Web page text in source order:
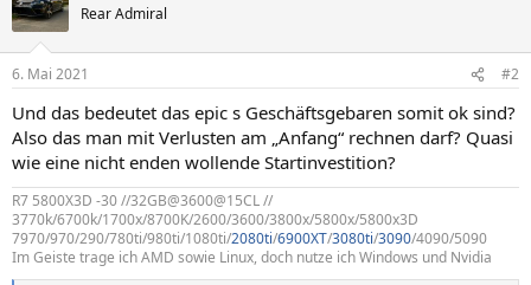
Rear Admiral
6. Mai 2021 #2
Und das bedeutet das epic s Geschäftsgebaren somit ok sind?
Also das man mit Verlusten am „Anfang“ rechnen darf? Quasi
wie eine nicht enden wollende Startinvestition?
R7 5800X3D -30 //32GB@3600@15CL //
3770k/6700k/1700x/8700K/2600/3600/3800x/5800x/5800x3D
7970/970/290/780ti/980ti/1080ti/2080ti/6900XT/3080ti/3090/4090/5090
Im Geiste trage ich AMD sowie Linux, doch nutze ich Windows und Nvidia